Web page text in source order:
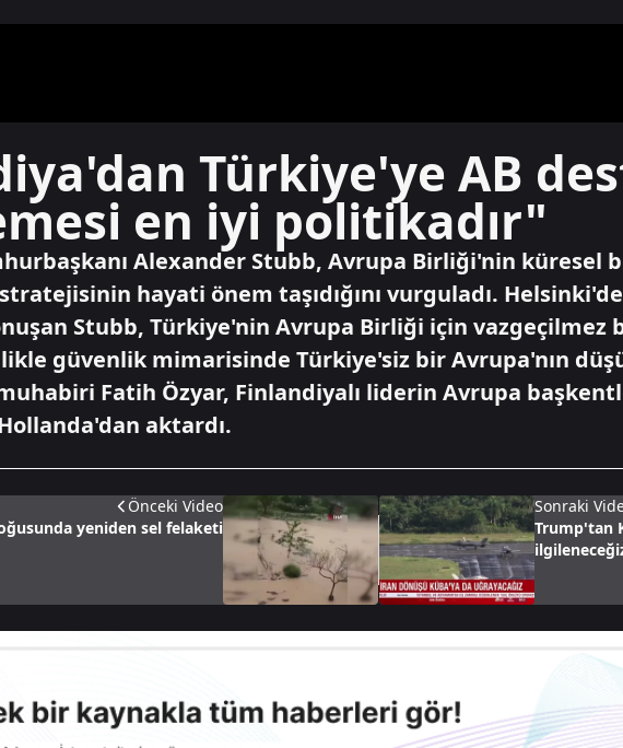
Türkiye'ye AB
en iyi politikadır"
Alexander Stubb, Avrupa Birliği'nin küresel
hayati önem taşıdığını vurguladı.
Stubb, Türkiye'nin Avrupa Birliği için vazgeçilmez
güvenlik mimarisinde Türkiye'siz bir Avrupa'nın
Fatih Özyar, Finlandiyalı liderin Avrupa
aktardı.
Önceki Video
yeniden sel felaketi
Sonraki
Trump'tan